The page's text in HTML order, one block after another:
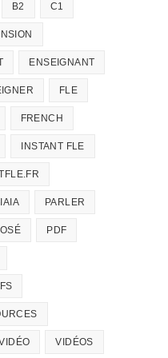
B2 C1
ENSEIGNANT
FLE
FRENCH
INSTANT FLE
PARLER
PDF
VIDÉOS